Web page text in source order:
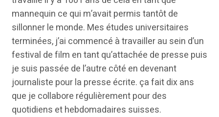
mannequin ce qui m’avait permis tantôt de
sillonner le monde. Mes études universitaires
terminées, j’ai commencé à travailler au sein d’un
festival de film en tant qu’attachée de presse puis
je suis passée de l’autre côté en devenant
journaliste pour la presse écrite. ça fait dix ans
que je collabore régulièrement pour des
quotidiens et hebdomadaires suisses.